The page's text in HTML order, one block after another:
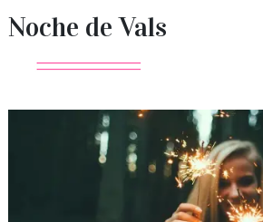
Noche de Vals